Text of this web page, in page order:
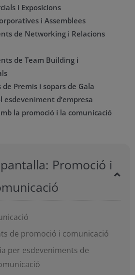
i Exposicions
i Assemblees
de Networking i Relacions
de Team Building i
Premis i sopars de Gala
esdeveniment d’empresa
la promoció i la comunicació
Promoció i
de promoció i comunicació
per esdeveniments de